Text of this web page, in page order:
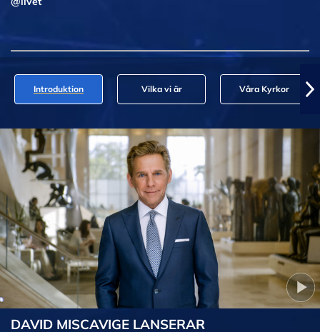
Introduktion Vilka vi är Våra Kyrkor
DAVID MISCAVIGE LANSERAR